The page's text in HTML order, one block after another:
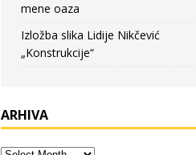
mene oaza
Izložba slika Lidije Nikčević
„Konstrukcije“
ARHIVA